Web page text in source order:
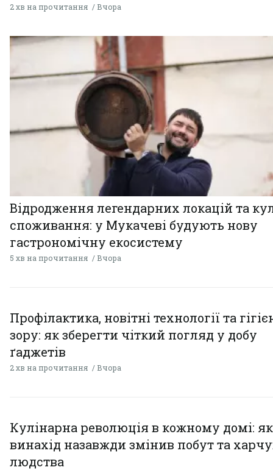
2 хв на прочитання Вчора
Відродження легендарних локацій та
споживання: у Мукачеві будують нову
гастрономічну екосистему
5 хв на прочитання Вчора
Профілактика, новітні технології та
зору: як зберегти чіткий погляд у добу
ґаджетів
2 хв на прочитання Вчора
Кулінарна революція в кожному домі:
винахід назавжди змінив побут та
людства